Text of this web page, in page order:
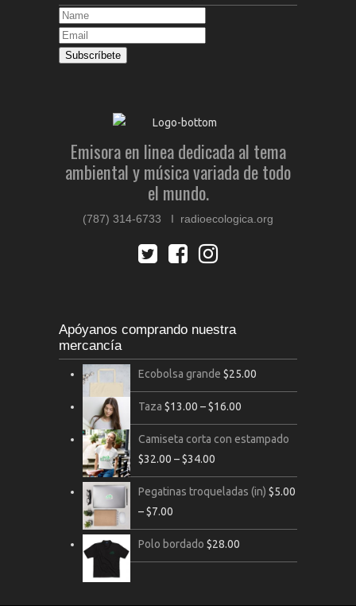
Emisora en linea dedicada al tema
ambiental y música variada de todo
el mundo.
(787) 314-6733 I radioecologica.org
Apóyanos comprando nuestra
mercancía
Ecobolsa grande $25.00
Taza $13.00 –$16.00
Camiseta corta con estampado
$32.00 –$34.00
Pegatinas troqueladas (in) $5.00
–$7.00
Polo bordado $28.00